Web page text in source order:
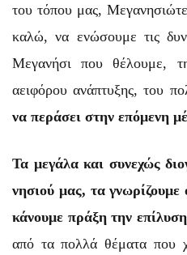
του τόπου μας,
καλώ, να ενώσουμε τις
Μεγανήσι που θέλουμε,
αειφόρου ανάπτυξης, του
να περάσει στην επόμενη
Τα μεγάλα και συνεχώς
νησιού μας, τα γνωρίζουμε
κάνουμε πράξη την
από τα πολλά θέματα που